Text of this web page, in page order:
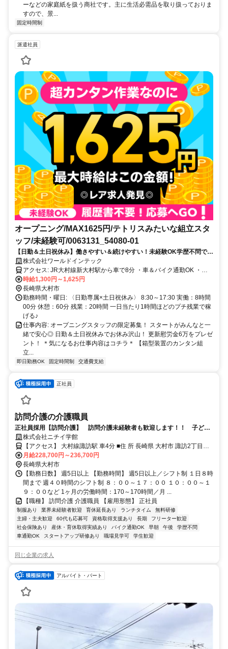
ーなどの家庭紙を扱う商社です。主に生活必需品を取り扱っておりま
すので、景...
固定時間制
派遣社員
オープニング/MAX1625円/テトリスみたいな組立スタ
ッフ/未経験可/0063131_54080-01
【日勤＆土日祝休み】働きやすい＆続けやすい！未経験OK学歴不問で
す！履歴書不要でサクッと応募OK!
株式会社ワールドインテック
アクセス: JR大村線新大村駅から車で8分 ・車＆バイク通勤OK ・交
通費規定支給
時給1,300円～1,625円
長崎県大村市
勤務時間・曜日: 〈日勤専属×土日祝休み〉 8:30～17:30 実働：8時間
00分 休憩：60分 残業：20時間 一日当たり1時間ほどのプチ残業で稼
げる♪
仕事内容: オープニングスタッフの限定募集！ スタートがみんなと一
緒で安心◎ 日勤＆土日祝休みでお休み沢山！ 更新慰労金6万をプレゼ
ント！ ＊気になるお仕事内容はコチラ＊ 【箱型装置のカンタン組
立...
即日勤務OK 固定時間制 交通費支給
正社員
訪問介護の介護職員
正社員採用【訪問介護】 訪問介護未経験者も歓迎します！！ 子ども
手当有り♪ご利用者様の生活 を支える訪問介護のお仕事（入社お祝い金
あり）
株式会社ニチイ学館
【アクセス】 大村線諏訪駅 車4分 ■住 所 長崎県 大村市 諏訪2丁目
521-1將ﾋﾞﾙ104 ■アクセス 大村線諏訪駅 車4分
月給228,700円～236,700円
長崎県大村市
【勤務日数】 週5日以上 【勤務時間】 週5日以上／シフト制 １日８時
間まで 週４０時間のシフト制 ８：００～１７：００ １０：００～１
９：００など 1ヶ月の労働時間：170～170時間／月 ...
【職種】 訪問介護 介護職員 【雇用形態】 正社員
制服あり 業界未経験者歓迎 育休延長あり ランチタイム
無料研修
主婦・主夫歓迎
60代も応募可 資格取得支援あり 長期
フリーター歓迎
社会保険あり
産休・育休取得実績あり バイク通勤OK 早朝 午後
学歴不問
車通勤OK
スタートアップ研修あり 職場見学可 学生歓迎
同じ企業の求人
アルバイト・パート